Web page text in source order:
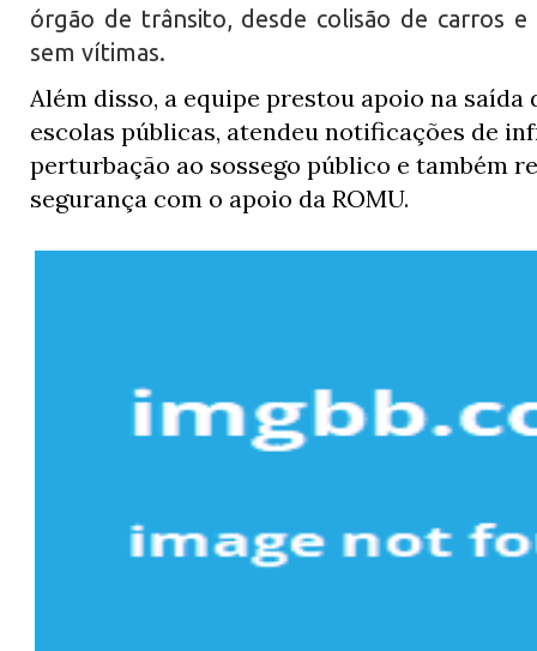
órgão de trânsito, desde colisão de carros
sem vítimas.
Além disso, a equipe prestou apoio na saída
escolas públicas, atendeu notificações de
perturbação ao sossego público e também
segurança com o apoio da ROMU.